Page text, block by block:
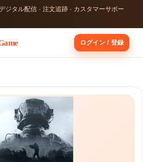
ジタル配信 · 注文追跡 · カスタマーサポー
ログイン / 登録